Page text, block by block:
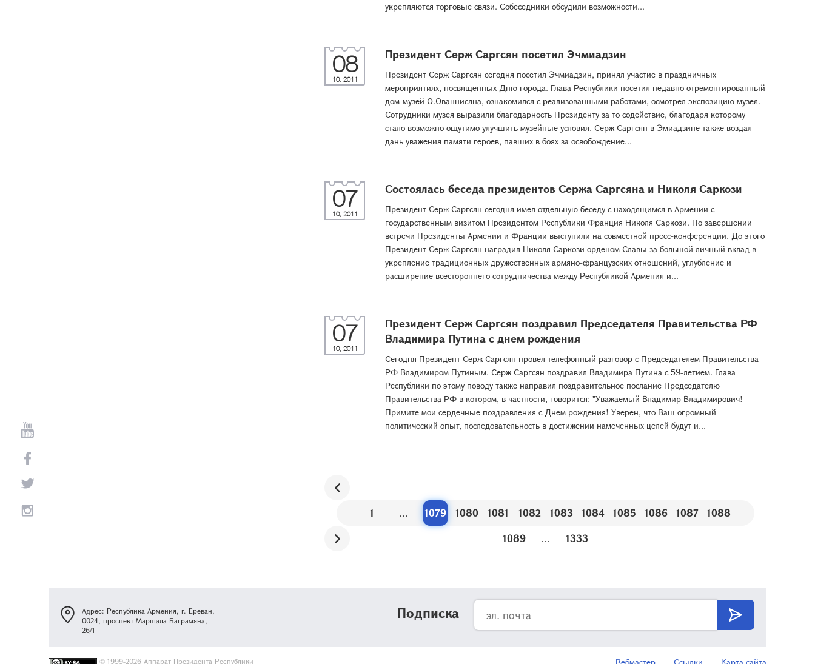
укрепляются торговые связи. Собеседники обсудили возможности...
08
10, 2011
Президент Серж Саргсян посетил Эчмиадзин
Президент Серж Саргсян сегодня посетил Эчмиадзин, принял участие в праздничных
мероприятиях, посвященных Дню города. Глава Республики посетил недавно отремонтированный
дом-музей О.Ованнисяна, ознакомился с реализованными работами, осмотрел экспозицию музея.
Сотрудники музея выразили благодарность Президенту за то содействие, благодаря которому
стало возможно ощутимо улучшить музейные условия. Серж Саргсян в Эмиадзине также воздал
дань уважения памяти героев, павших в боях за освобождение...
07
10, 2011
Состоялась беседа президентов Сержа Саргсяна и Николя Саркози
Президент Серж Саргсян сегодня имел отдельную беседу с находящимся в Армении с
государственным визитом Президентом Республики Франция Николя Саркози. По завершении
встречи Президенты Армении и Франции выступили на совместной пресс-конференции. До этого
Президент Серж Саргсян наградил Николя Саркози орденом Славы за большой личный вклад в
укрепление традиционных дружественных армяно-французских отношений, углубление и
расширение всестороннего сотрудничества между Республикой Армения и...
07
10, 2011
Президент Серж Саргсян поздравил Председателя Правительства РФ
Владимира Путина с днем рождения
Сегодня Президент Серж Саргсян провел телефонный разговор с Председателем Правительства
РФ Владимиром Путиным. Серж Саргсян поздравил Владимира Путина с 59-летием. Глава
Республики по этому поводу также направил поздравительное послание Председателю
Правительства РФ в котором, в частности, говорится: "Уважаемый Владимир Владимирович!
Примите мои сердечные поздравления с Днем рождения! Уверен, что Ваш огромный
политический опыт, последовательность в достижении намеченных целей будут и...
1 ... 1079 1080 1081 1082 1083 1084 1085 1086 1087
1088
1089
... 1333
Подписка
Адрес: Республика Армения, г. Ереван,
0024, проспект Маршала Баграмяна,
26/1
© 1999-2026 Аппарат Президента Республики